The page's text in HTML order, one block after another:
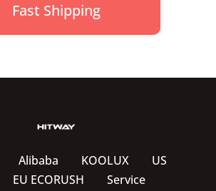
Fast Shipping
Alibaba KOOLUX
US
EU ECORUSH
Service